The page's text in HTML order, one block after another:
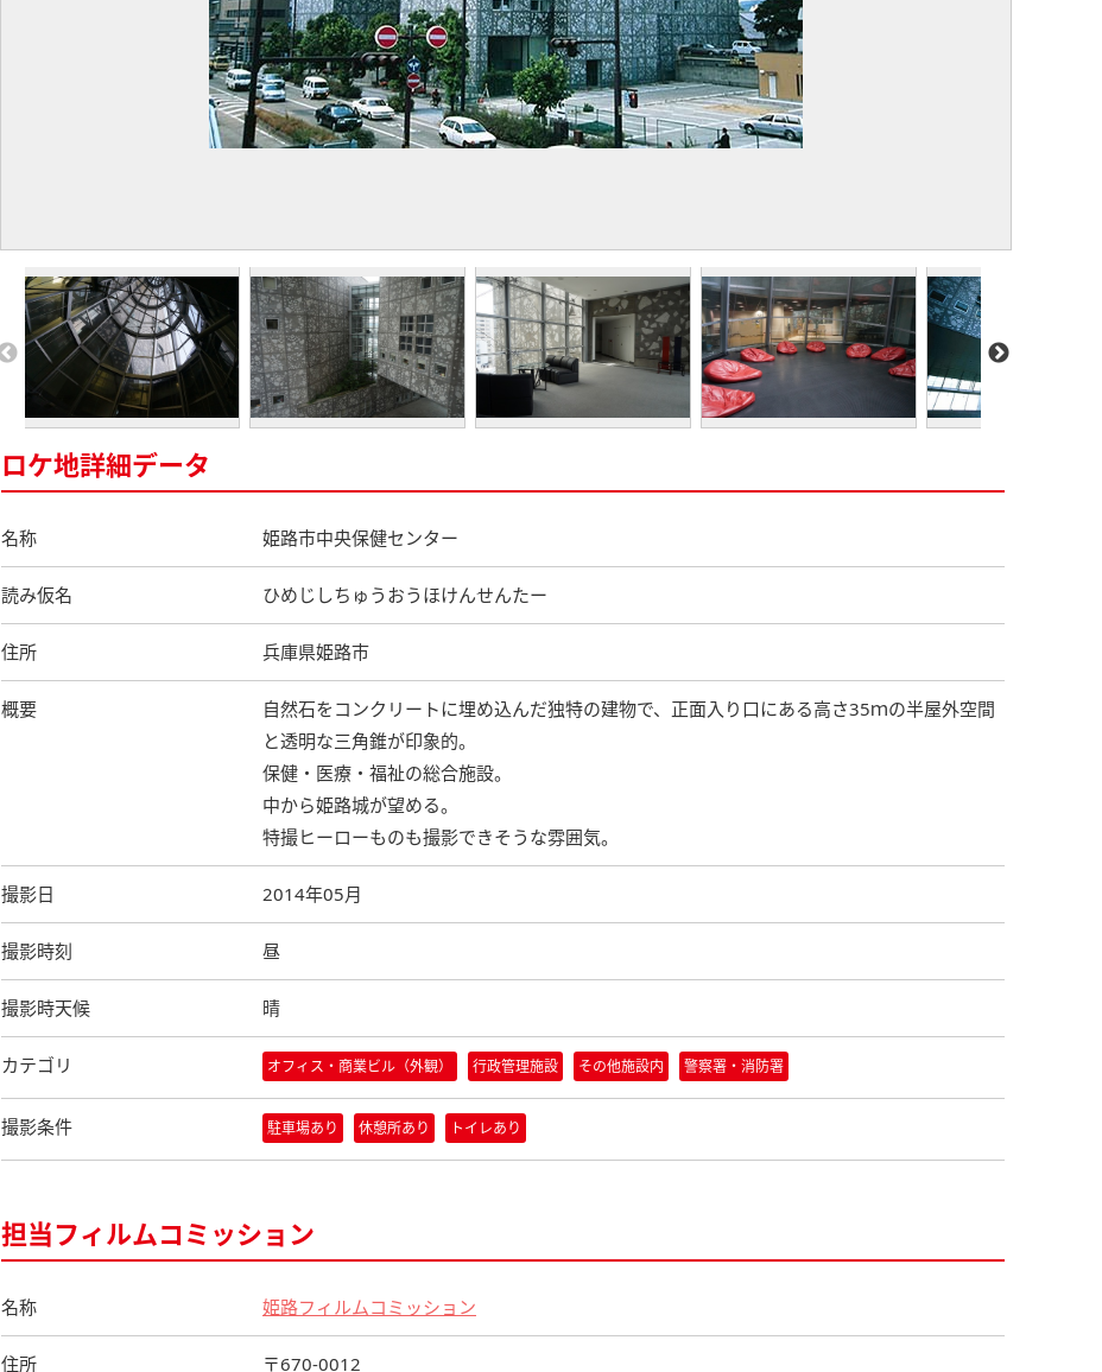
ロケ地詳細データ
名称 姫路市中央保健センター
読み仮名 ひめじしちゅうおうほけんせんたー
住所 兵庫県姫路市
概要
自然石をコンクリートに埋め込んだ独特の建物で、正面入り口にある高さ35ｍの半屋外空間
と透明な三角錐が印象的。
保健・医療・福祉の総合施設。
中から姫路城が望める。
特撮ヒーローものも撮影できそうな雰囲気。
撮影日 2014年05月
撮影時刻 昼
撮影時天候 晴
カテゴリ オフィス・商業ビル（外観） 行政管理施設 その他施設内 警察署・消防署
撮影条件 駐車場あり 休憩所あり トイレあり
担当フィルムコミッション
名称 姫路フィルムコミッション
住所 〒670-0012